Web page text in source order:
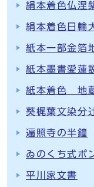
絹本着色仏涅
絹本着色日輪
紙本一部金箔
紙本墨書愛蓮
紙本着色 地
葵梶葉文染分
遍照寺の半鐘
ゐのくち式ポ
平川家文書